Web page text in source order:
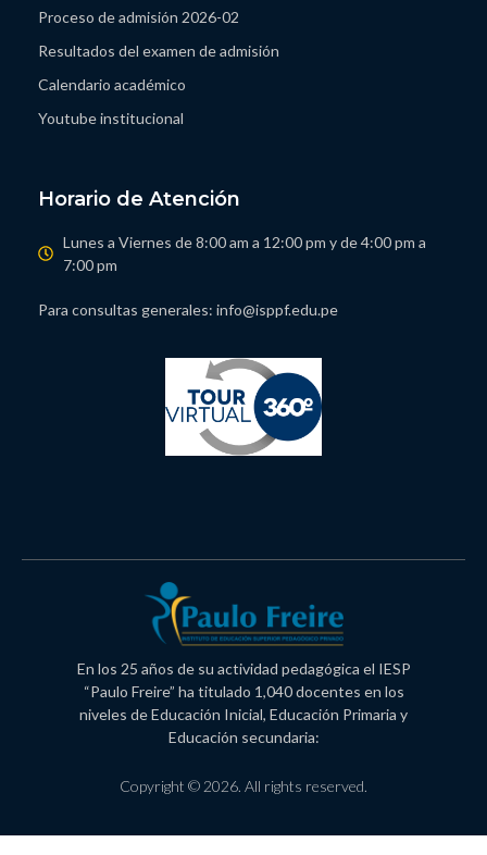
Proceso de admisión 2026-02
Resultados del examen de admisión
Calendario académico
Youtube institucional
Horario de Atención
Lunes a Viernes de 8:00 am a 12:00 pm y de 4:00 pm a
7:00 pm
Para consultas generales: info@isppf.edu.pe
En los 25 años de su actividad pedagógica el IESP
“Paulo Freire” ha titulado 1,040 docentes en los
niveles de Educación Inicial, Educación Primaria y
Educación secundaria:
Copyright © 2026. All rights reserved.